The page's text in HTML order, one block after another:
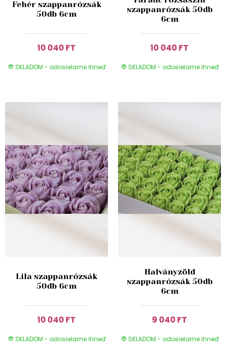
Fehér szappanrózsák
50db 6cm
10 040 FT
SKLADOM - odosielame ihneď
szappanrózsák 50db
6cm
10 040 FT
SKLADOM - odosielame ihneď
Lila szappanrózsák
50db 6cm
10 040 FT
SKLADOM - odosielame ihneď
Halványzöld
szappanrózsák 50db
6cm
9 040 FT
SKLADOM - odosielame ihneď